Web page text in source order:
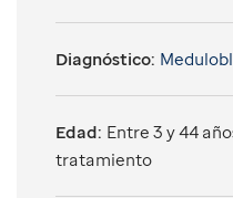
Diagnóstico:
Edad: Entre 3 y 44
tratamiento